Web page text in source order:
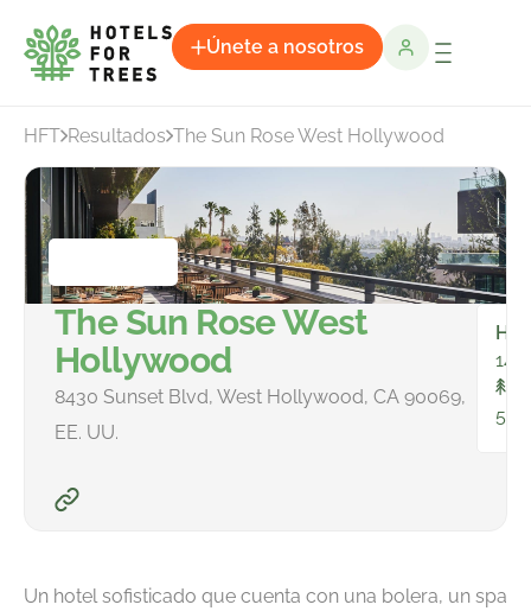
Únete a nosotros
HFT Resultados The Sun Rose West Hollywood
The Sun Rose West
Hollywood
8430 Sunset Blvd, West Hollywood, CA 90069,
EE. UU.
149
500
Un hotel sofisticado que cuenta con una bolera, un spa